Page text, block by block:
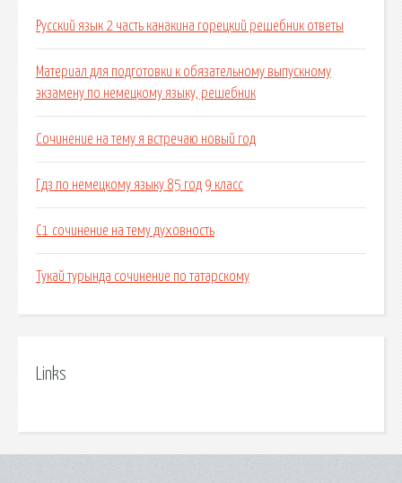
Русский язык 2 часть канакина горецкий решебник ответы
Материал для подготовки к обязательному выпускному
экзамену по немецкому языку, решебник
Сочинение на тему я встречаю новый год
Гдз по немецкому языку 85 год 9 класс
С1 сочинение на тему духовность
Тукай турында сочинение по татарскому
Links